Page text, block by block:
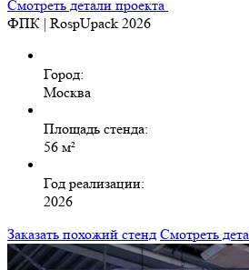
Смотреть детали проекта
ФПК | RospUpack 2026
Город:
Москва
Площадь стенда:
56 м²
Год реализации:
2026
Заказать похожий стенд Смотреть